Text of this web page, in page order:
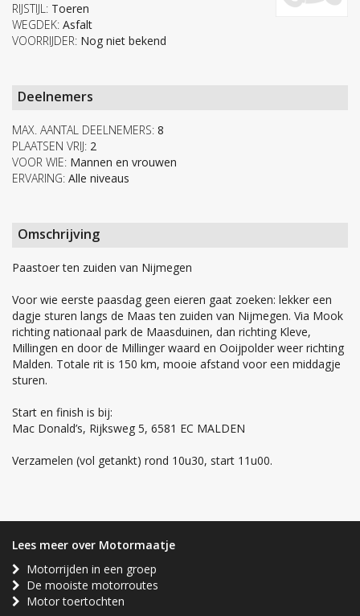
RIJSTIJL: Toeren
WEGDEK: Asfalt
VOORRIJDER: Nog niet bekend
Deelnemers
MAX. AANTAL DEELNEMERS: 8
PLAATSEN VRIJ: 2
VOOR WIE: Mannen en vrouwen
ERVARING: Alle niveaus
Omschrijving
Paastoer ten zuiden van Nijmegen
Voor wie eerste paasdag geen eieren gaat zoeken: lekker een
dagje sturen langs de Maas ten zuiden van Nijmegen. Via Mook
richting nationaal park de Maasduinen, dan richting Kleve,
Millingen en door de Millinger waard en Ooijpolder weer richting
Malden. Totale rit is 150 km, mooie afstand voor een middagje
sturen.
Start en finish is bij:
Mac Donald’s, Rijksweg 5, 6581 EC MALDEN
Verzamelen (vol getankt) rond 10u30, start 11u00.
Lees meer over Motormaatje
Motorrijden in een groep
De mooiste motorroutes
Motor toertochten